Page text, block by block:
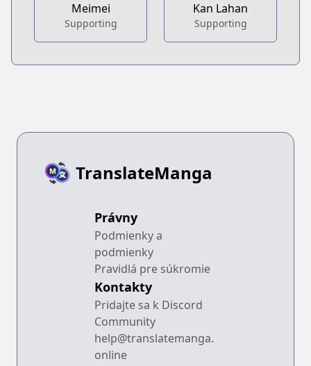
Meimei
Supporting
Kan Lahan
Supporting
TranslateManga
Právny
Podmienky a
podmienky
Pravidlá pre súkromie
Kontakty
Pridajte sa k Discord
Community
help@translatemanga.
online